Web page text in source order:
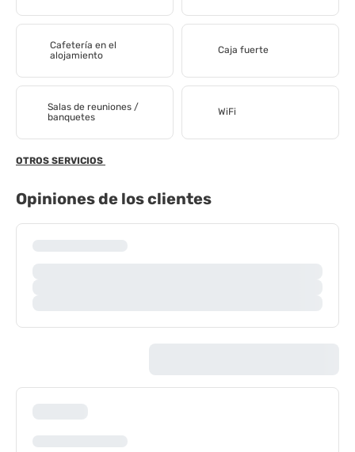
Cafetería en el
alojamiento
Caja fuerte
Salas de reuniones /
banquetes
WiFi
OTROS SERVICIOS
Opiniones de los clientes